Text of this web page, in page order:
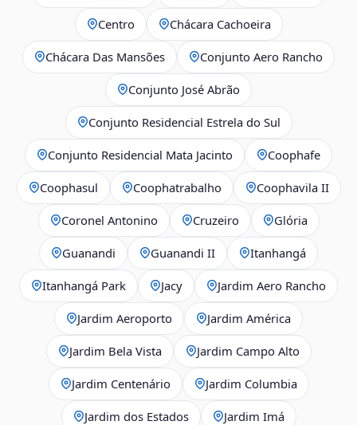
Centro Chácara Cachoeira
Chácara Das Mansões Conjunto Aero Rancho
Conjunto José Abrão
Conjunto Residencial Estrela do Sul
Conjunto Residencial Mata Jacinto Coophafe
Coophasul Coophatrabalho Coophavila II
Coronel Antonino Cruzeiro Glória
Guanandi Guanandi II Itanhangá
Itanhangá Park Jacy Jardim Aero Rancho
Jardim Aeroporto Jardim América
Jardim Bela Vista Jardim Campo Alto
Jardim Centenário Jardim Columbia
Jardim dos Estados Jardim Imá